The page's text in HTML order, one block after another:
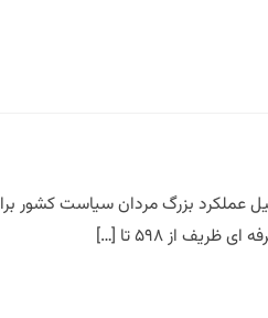
بعنوان یک مدرس و مشاور ظریف تحلیل عملکرد بزرگ
از ۵۹۸ تا […]